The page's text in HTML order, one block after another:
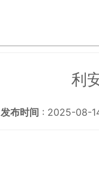
利
发布时间 : 2025-08-